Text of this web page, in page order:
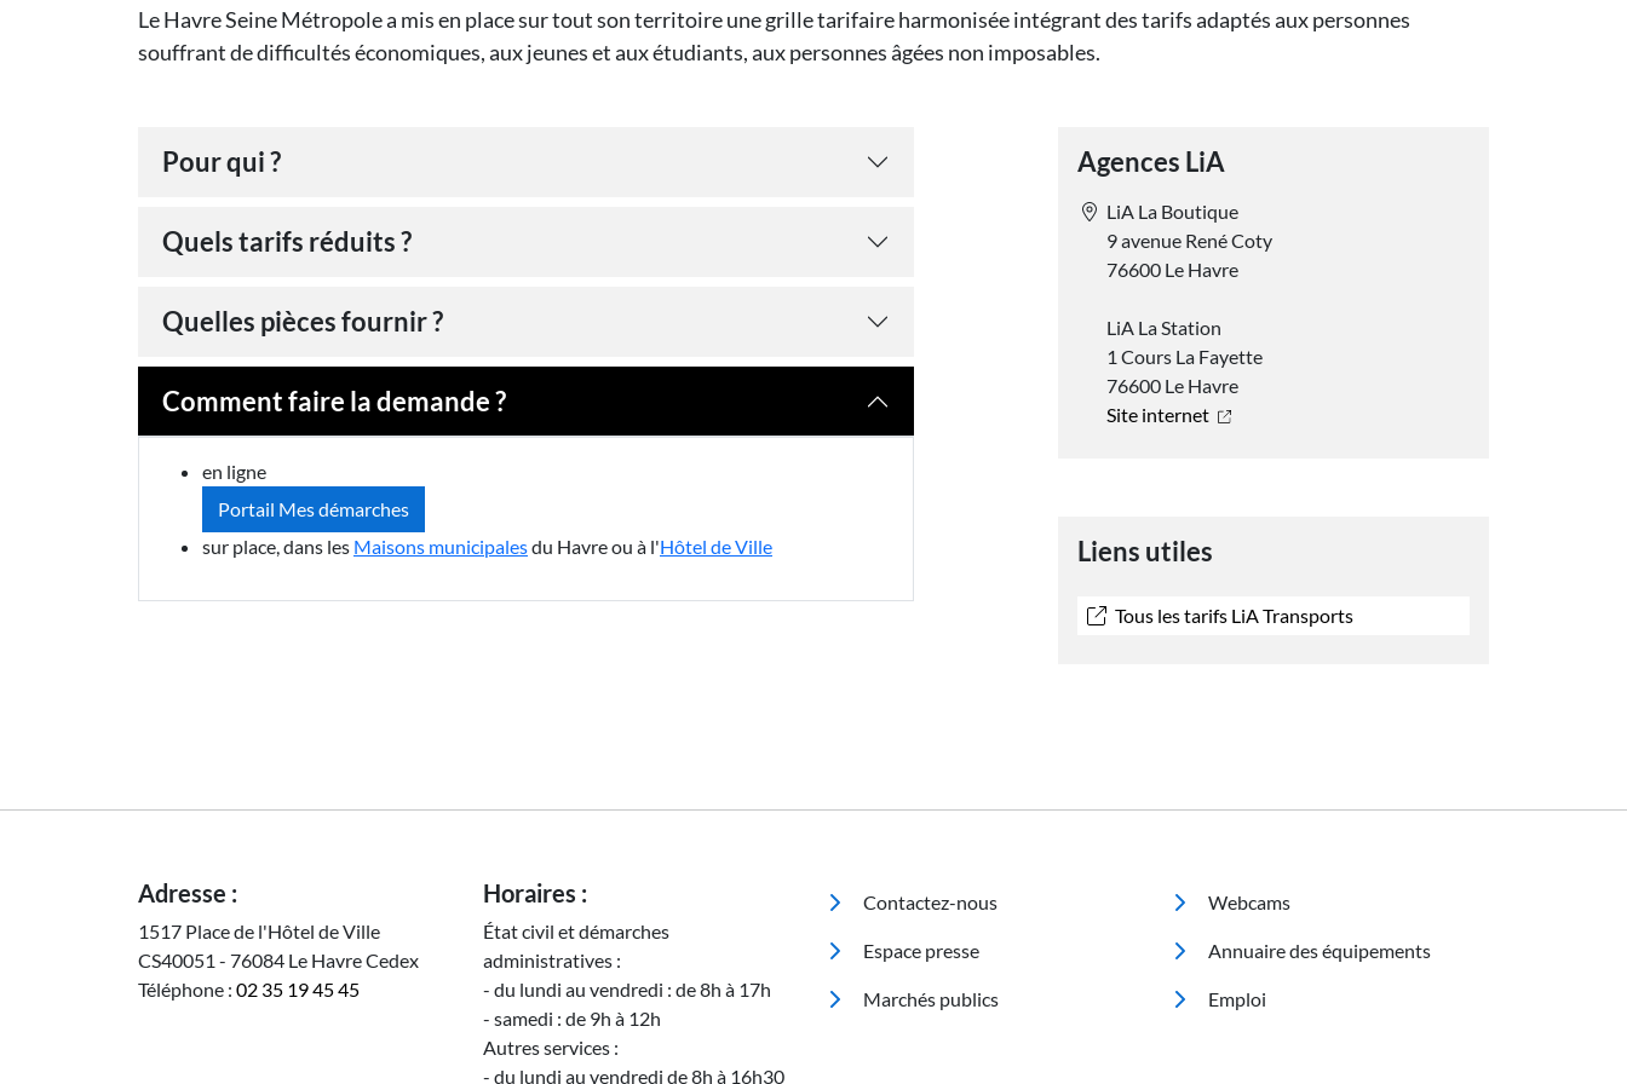
Le Havre Seine Métropole a mis en place sur tout son territoire une grille tarifaire harmonisée intégrant des tarifs adaptés aux personnes
souffrant de difficultés économiques, aux jeunes et aux étudiants, aux personnes âgées non imposables.
Pour qui ?
Quels tarifs réduits ?
Quelles pièces fournir ?
Comment faire la demande ?
en ligne
Portail Mes démarches
sur place, dans les Maisons municipalesdu Havre ou à l'Hôtel de Ville
Agences LiA
LiA La Boutique
9 avenue René Coty
76600 Le Havre
LiA La Station
1 Cours La Fayette
76600 Le Havre
Site internet
Liens utiles
Tous les tarifs LiA Transports
Adresse :
1517 Place de l'Hôtel de Ville
CS40051 - 76084 Le Havre Cedex
Téléphone : 02 35 19 45 45
Horaires :
État civil et démarches
administratives :
- du lundi au vendredi : de 8h à 17h
- samedi : de 9h à 12h
Autres services :
- du lundi au vendredi de 8h à 16h30
Pied de page
Contactez-nous
Espace presse
Marchés publics
Footer 2
Webcams
Annuaire des équipements
Emploi